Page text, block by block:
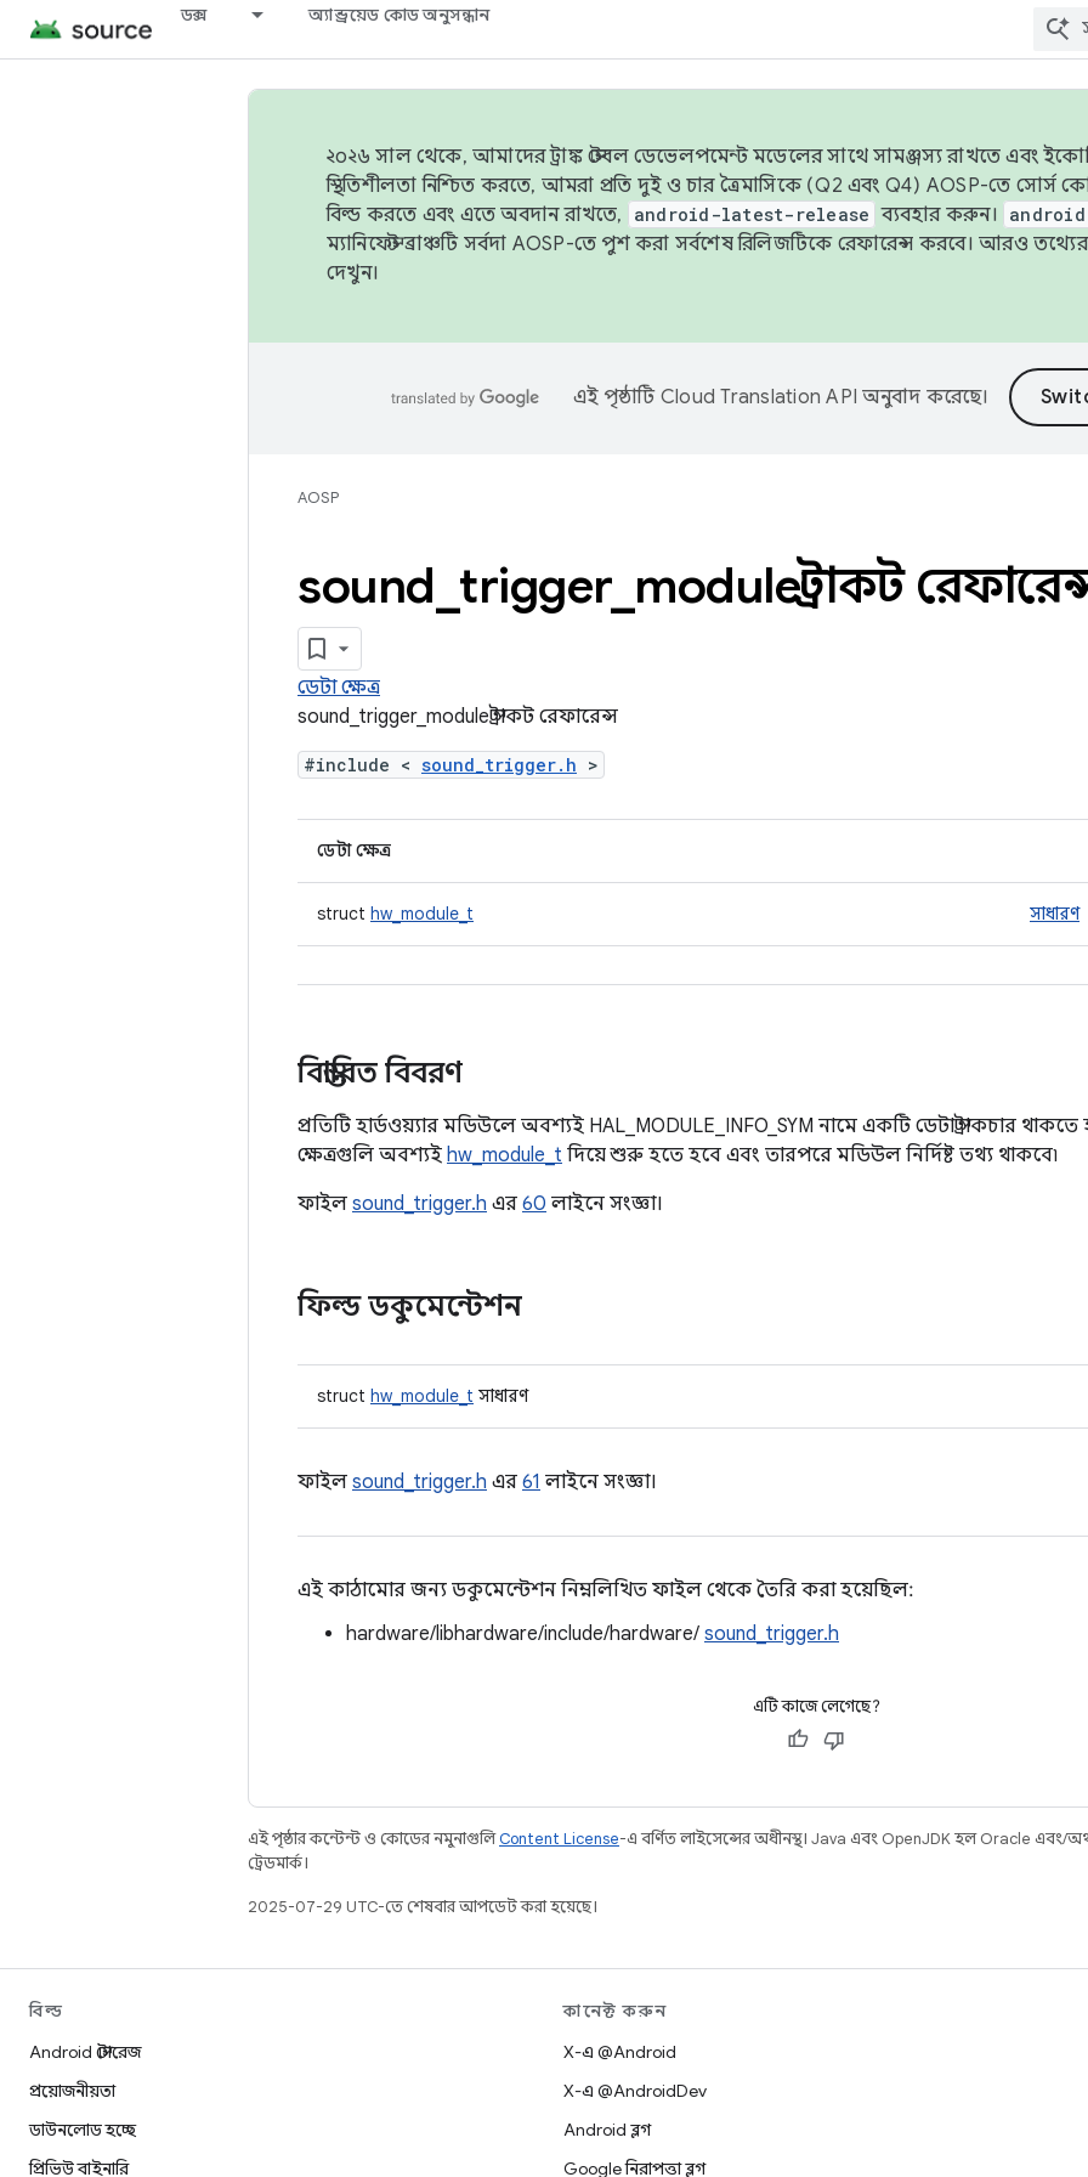
ডক্স অ্যান্ড্রয়েড কোড অনুসন্ধান
২০২৬ সাল থেকে, আমাদের ট্রাঙ্ক স্টেবল ডেভেলপমেন্ট মডেলের সাথে সামঞ্জস্য রাখতে এবং
স্থিতিশীলতা নিশ্চিত করতে, আমরা প্রতি দুই ও চার ত্রৈমাসিকে (Q2 এবং Q4) AOSP-তে সোর্স
বিল্ড করতে এবং এতে অবদান রাখতে,
android-latest-release ব্যবহার করুন।
ম্যানিফেস্ট ব্রাঞ্চটি সর্বদা AOSP-তে পুশ করা সর্বশেষ রিলিজটিকে রেফারেন্স করবে। আরও
দেখুন।
এই পৃষ্ঠাটি Cloud Translation API অনুবাদ করেছে।
AOSP
sound trigger_ module স্ট্রাকট
ডেটা ক্ষেত্র
sound_trigger_module স্ট্রাকট রেফারেন্স
#include < sound_trigger.h >
ডেটা ক্ষেত্র
struct hw_module_t সাধারণ
বিস্তারিত বিবরণ
প্রতিটি হার্ডওয়্যার মডিউলে অবশ্যই HAL_MODULE_INFO_SYM নামে একটি ডেটা স্ট্রাকচার থাকতে
ক্ষেত্রগুলি অবশ্যই hw_module_t দিয়ে শুরু হতে হবে এবং তারপরে মডিউল নির্দিষ্ট তথ্য থাকবে৷
ফাইল sound_trigger.h এর 60 লাইনে সংজ্ঞা।
ফিল্ড ডকুমেন্টেশন
struct hw_module_t সাধারণ
ফাইল sound_trigger.h এর 61 লাইনে সংজ্ঞা।
এই কাঠামোর জন্য ডকুমেন্টেশন নিম্নলিখিত ফাইল থেকে তৈরি করা হয়েছিল:
hardware/libhardware/include/hardware/ sound_trigger.h
এটি কাজে লেগেছে?
এই পৃষ্ঠার কন্টেন্ট ও কোডের নমুনাগুলিContent License-এ বর্ণিত লাইসেন্সের অধীনস্থ। Java এবং OpenJDK হল Oracle এবং/
ট্রেডমার্ক।
2025-07-29 UTC-তে শেষবার আপডেট করা হয়েছে।
বিল্ড
Android স্টোরেজ
প্রয়োজনীয়তা
ডাউনলোড হচ্ছে
প্রিভিউ বাইনারি
কানেক্ট করুন
X-এ @Android
X-এ @AndroidDev
Android ব্লগ
Google নিরাপত্তা ব্লগ